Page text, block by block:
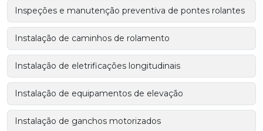
Inspeções e manutenção preventiva de pontes rolantes
Instalação de caminhos de rolamento
Instalação de eletrificações longitudinais
Instalação de equipamentos de elevação
Instalação de ganchos motorizados